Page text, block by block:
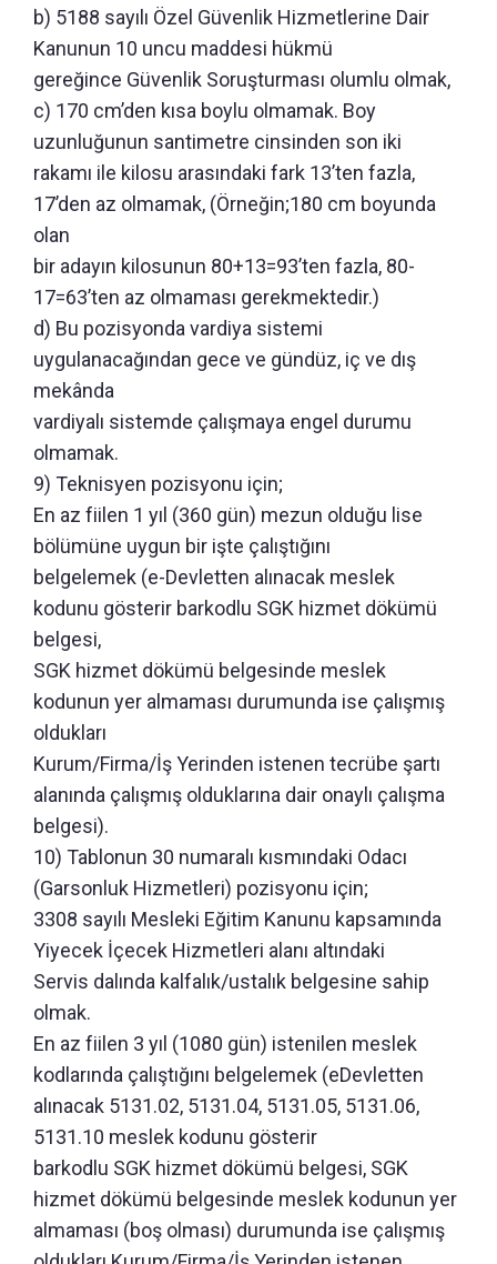
b) 5188 sayılı Özel Güvenlik Hizmetlerine Dair
Kanunun 10 uncu maddesi hükmü
gereğince Güvenlik Soruşturması olumlu olmak,
c) 170 cm’den kısa boylu olmamak. Boy
uzunluğunun santimetre cinsinden son iki
rakamı ile kilosu arasındaki fark 13’ten fazla,
17’den az olmamak, (Örneğin;180 cm boyunda
olan
bir adayın kilosunun 80+13=93’ten fazla, 80-
17=63’ten az olmaması gerekmektedir.)
d) Bu pozisyonda vardiya sistemi
uygulanacağından gece ve gündüz, iç ve dış
mekânda
vardiyalı sistemde çalışmaya engel durumu
olmamak.
9) Teknisyen pozisyonu için;
En az fiilen 1 yıl (360 gün) mezun olduğu lise
bölümüne uygun bir işte çalıştığını
belgelemek (e-Devletten alınacak meslek
kodunu gösterir barkodlu SGK hizmet dökümü
belgesi,
SGK hizmet dökümü belgesinde meslek
kodunun yer almaması durumunda ise çalışmış
oldukları
Kurum/Firma/İş Yerinden istenen tecrübe şartı
alanında çalışmış olduklarına dair onaylı çalışma
belgesi).
10) Tablonun 30 numaralı kısmındaki Odacı
(Garsonluk Hizmetleri) pozisyonu için;
3308 sayılı Mesleki Eğitim Kanunu kapsamında
Yiyecek İçecek Hizmetleri alanı altındaki
Servis dalında kalfalık/ustalık belgesine sahip
olmak.
En az fiilen 3 yıl (1080 gün) istenilen meslek
kodlarında çalıştığını belgelemek (eDevletten
alınacak 5131.02, 5131.04, 5131.05, 5131.06,
5131.10 meslek kodunu gösterir
barkodlu SGK hizmet dökümü belgesi, SGK
hizmet dökümü belgesinde meslek kodunun yer
almaması (boş olması) durumunda ise çalışmış